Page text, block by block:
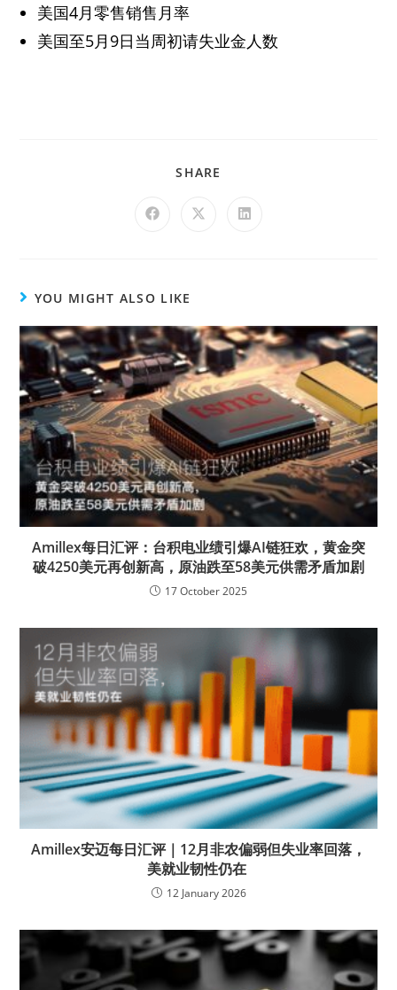
美国4月零售销售月率
美国至5月9日当周初请失业金人数
SHARE
YOU MIGHT ALSO LIKE
Amillex每日汇评：台积电业绩引爆AI链狂欢，黄金突
破4250美元再创新高，原油跌至58美元供需矛盾加剧
17 October 2025
Amillex安迈每日汇评｜12月非农偏弱但失业率回落，
美就业韧性仍在
12 January 2026